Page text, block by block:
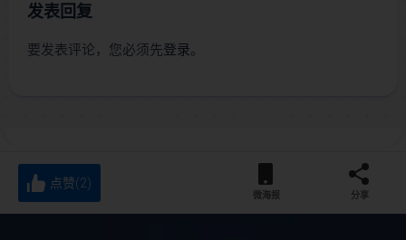
发表回复
要发表评论，您必须先登录。
点赞(2)
微海报 分享